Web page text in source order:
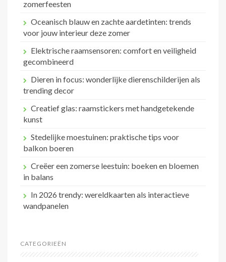
zomerfeesten
Oceanisch blauw en zachte aardetinten: trends
voor jouw interieur deze zomer
Elektrische raamsensoren: comfort en veiligheid
gecombineerd
Dieren in focus: wonderlijke dierenschilderijen als
trending decor
Creatief glas: raamstickers met handgetekende
kunst
Stedelijke moestuinen: praktische tips voor
balkon boeren
Creëer een zomerse leestuin: boeken en bloemen
in balans
In 2026 trendy: wereldkaarten als interactieve
wandpanelen
CATEGORIEËN